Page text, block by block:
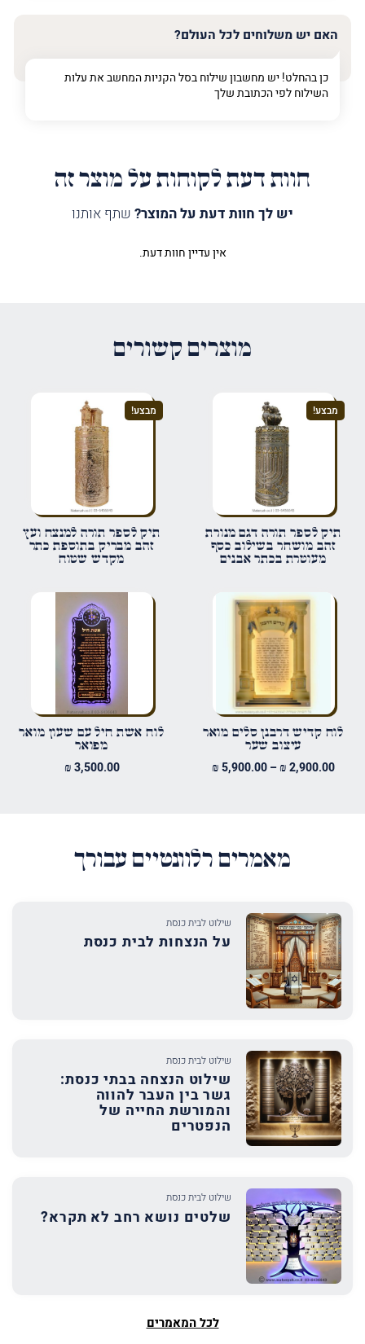
האם יש משלוחים לכל העולם?
כן בהחלט! יש מחשבון שילוח בסל הקניות המחשב את עלות
השילוח לפי הכתובת שלך
חוות דעת לקוחות על מוצר זה
יש לך חוות דעת על המוצר? שתף אותנו
הביקורת שלך*
שם*
שמור בדפדפן זה את השם, האימייל והאתר שלי לפעם הבאה שאגיב.
אין עדיין חוות דעת.
מוצרים קשורים
מבצע!
תיק לספר תורה דגם מנורת
זהב מושחר בשילוב כסף
מעוטרת בכתר אבנים
מבצע!
תיק לספר תורה למנצח ועץ
זהב מבריק בתוספת כתר
מקדש שטוח
לוח קדיש דרבנן סלים מואר
עיצוב שער
₪2,900.00
–
₪5,900.00
לוח אשת חיל עם שעון מואר
מפואר
₪3,500.00
מאמרים רלוונטיים עבורך
שילוט לבית כנסת
על הנצחות לבית כנסת
שילוט לבית כנסת
שילוט הנצחה בבתי כנסת:
גשר בין העבר להווה
והמורשת החייה של
הנפטרים
שילוט לבית כנסת
שלטים נושא רחב לא תקרא?
לכל המאמרים